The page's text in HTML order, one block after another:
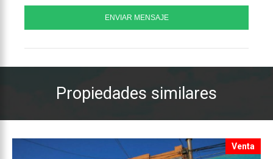
Propiedades similares
Venta